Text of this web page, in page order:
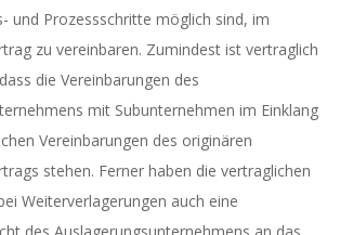
und Prozessschritte möglich sind, im
zu vereinbaren. Zumindest ist vertraglich
die Vereinbarungen des
mit Subunternehmen im Einklang
Vereinbarungen des originären
stehen. Ferner haben die vertraglichen
Weiterverlagerungen auch eine